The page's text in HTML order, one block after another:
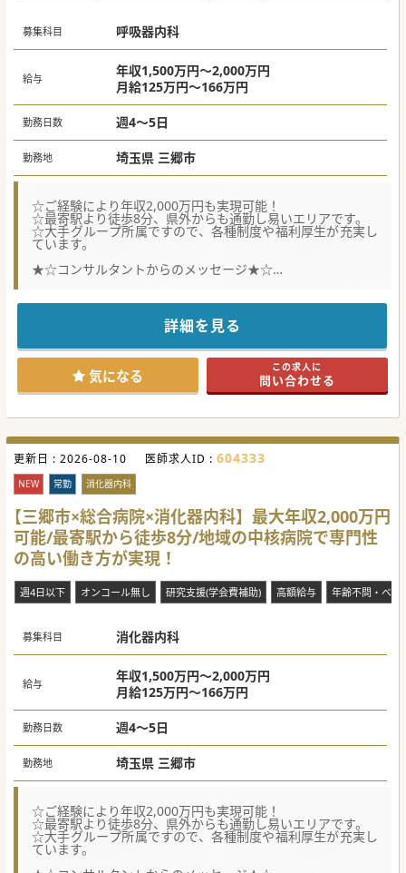
募集科目 呼吸器内科
給与
年収1,500万円～2,000万円
月給125万円～166万円
勤務日数 週4～5日
勤務地 埼玉県 三郷市
☆ご経験により年収2,000万円も実現可能！
☆最寄駅より徒歩8分、県外からも通勤し易いエリアです。
☆大手グループ所属ですので、各種制度や福利厚生が充実し
ています。
★☆コンサルタントからのメッセージ★☆
地域に根差した医療を提供する総合病院です。診療体制強化
最寄り駅は県内外からのアクセスも良く、駅からは徒歩数
分、インターも近く通勤のし易さもポイントです。
大手グループならではの充実した福利厚生も魅力的です。
ご興味をお持ちの方は、まずはお気軽にお問合せください。
#秋入職可
詳細を見る
気になる この求人に
問い合わせる
更新日 : 2026-08-10 医師求人ID : 604333
NEW 常勤 消化器内科
【三郷市×総合病院×消化器内科】最大年収2,000万円
可能/最寄駅から徒歩8分/地域の中核病院で専門性
の高い働き方が実現！
週4日以下 オンコール無し 研究支援(学会費補助) 高額給与 年齢不問・ベテ
募集科目 消化器内科
給与
年収1,500万円～2,000万円
月給125万円～166万円
勤務日数 週4～5日
勤務地 埼玉県 三郷市
☆ご経験により年収2,000万円も実現可能！
☆最寄駅より徒歩8分、県外からも通勤し易いエリアです。
☆大手グループ所属ですので、各種制度や福利厚生が充実し
ています。